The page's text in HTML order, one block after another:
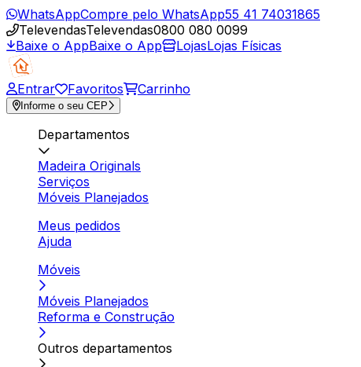
WhatsAppCompre pelo WhatsApp55 41 74031865
TelevendasTelevendas0800 080 0099
Baixe o AppBaixe o App LojasLojas Físicas
Entrar Favoritos Carrinho
Informe o seu CEP
Departamentos
Madeira Originals
Serviços
Móveis Planejados
Meus pedidos
Ajuda
Móveis
Móveis Planejados
Reforma e Construção
Outros departamentos